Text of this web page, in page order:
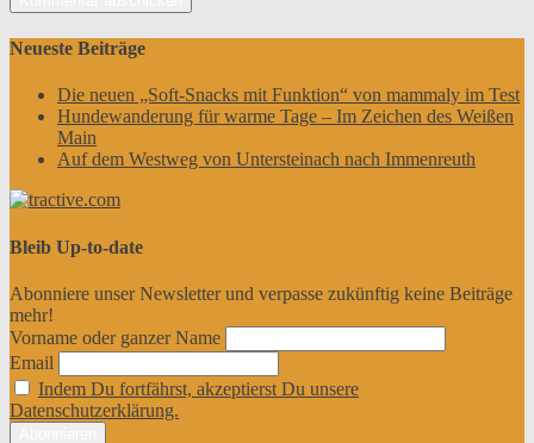
Neueste Beiträge
Die neuen „Soft-Snacks mit Funktion“ von mammaly im Test
Hundewanderung für warme Tage – Im Zeichen des Weißen
Main
Auf dem Westweg von Untersteinach nach Immenreuth
Bleib Up-to-date
Abonniere unser Newsletter und verpasse zukünftig keine Beiträge
mehr!
Vorname oder ganzer Name
Email
Indem Du fortfährst, akzeptierst Du unsere
Datenschutzerklärung.